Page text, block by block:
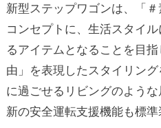
新型ステップワゴンは、「
コンセプトに、生活スタイ
るアイテムとなることを目
由」を表現したスタイリン
に過ごせるリビングのよう
新の安全運転支援機能も標準